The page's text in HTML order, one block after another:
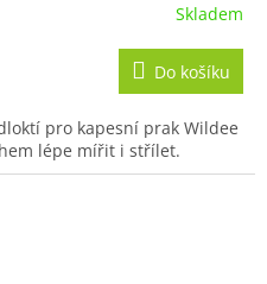
Skladem
Do košíku
pro kapesní prak Wildee
lépe mířit i střílet.